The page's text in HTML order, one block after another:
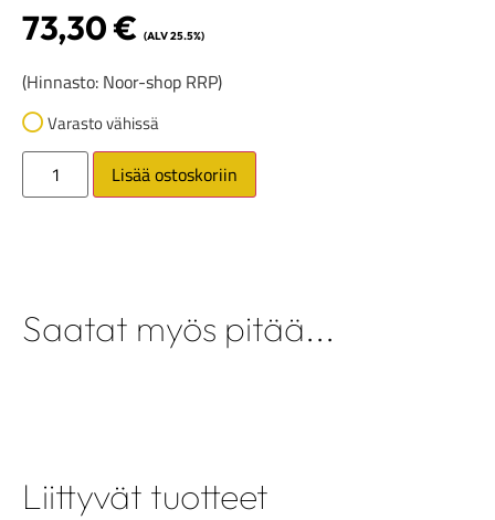
73,30€ (ALV 25.5%)
(Hinnasto: Noor-shop RRP)
Varasto vähissä
Lisää ostoskoriin
Saatat myös pitää...
Liittyvät tuotteet